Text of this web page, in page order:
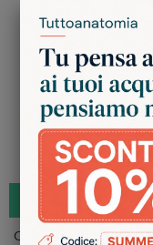
Offerta Tris Ossa 3B